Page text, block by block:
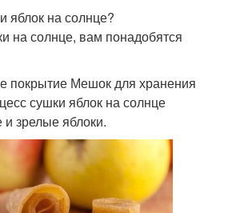
яблок на солнце?
на солнце, вам понадобятся
покрытие Мешок для хранения
сушки яблок на солнце
зрелые яблоки.